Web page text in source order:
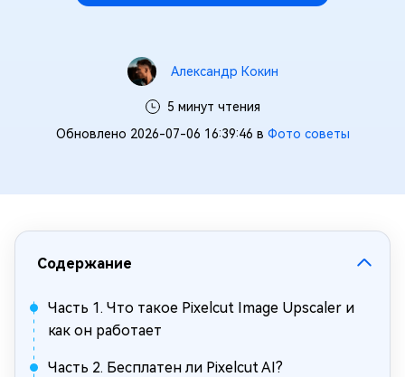
Александр Кокин
5 минут чтения
Обновлено 2026-07-06 16:39:46 в Фото советы
Содержание
Часть 1. Что такое Pixelcut Image Upscaler и
как он работает
Часть 2. Бесплатен ли Pixelcut AI?